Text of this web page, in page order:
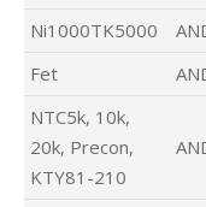
Ni1000TK5000
Fet
NTC5k, 10k,
20k, Precon,
KTY81-210